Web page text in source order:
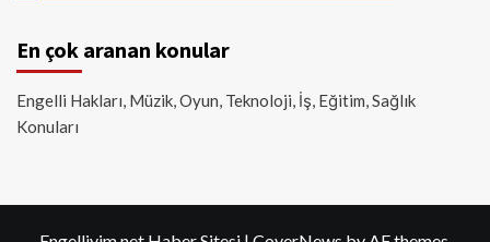
En çok aranan konular
Engelli Hakları, Müzik, Oyun, Teknoloji, İş, Eğitim, Sağlık
Konuları